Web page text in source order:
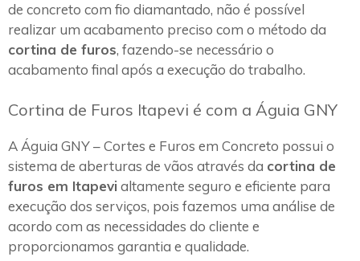
de concreto com fio diamantado, não é possível
realizar um acabamento preciso com o método da
cortina de furos, fazendo-se necessário o
acabamento final após a execução do trabalho.
Cortina de Furos Itapevi é com a Águia GNY
A Águia GNY – Cortes e Furos em Concreto possui o
sistema de aberturas de vãos através da cortina de
furos em Itapevi altamente seguro e eficiente para
execução dos serviços, pois fazemos uma análise de
acordo com as necessidades do cliente e
proporcionamos garantia e qualidade.